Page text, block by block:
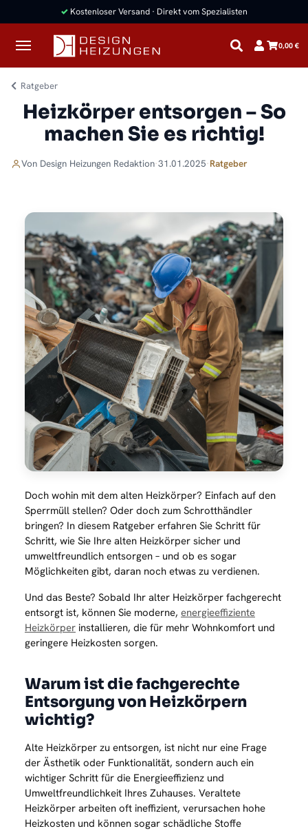
✓ Kostenloser Versand · Direkt vom Spezialisten
0,00 €
Ratgeber
Heizkörper entsorgen – So
machen Sie es richtig!
Von Design Heizungen Redaktion·31.01.2025·Ratgeber
Doch wohin mit dem alten Heizkörper? Einfach auf den
Sperrmüll stellen? Oder doch zum Schrotthändler
bringen? In diesem Ratgeber erfahren Sie Schritt für
Schritt, wie Sie Ihre alten Heizkörper sicher und
umweltfreundlich entsorgen – und ob es sogar
Möglichkeiten gibt, daran noch etwas zu verdienen.
Und das Beste? Sobald Ihr alter Heizkörper fachgerecht
entsorgt ist, können Sie moderne, energieeffiziente
Heizkörper installieren, die für mehr Wohnkomfort und
geringere Heizkosten sorgen.
Warum ist die fachgerechte
Entsorgung von Heizkörpern
wichtig?
Alte Heizkörper zu entsorgen, ist nicht nur eine Frage
der Ästhetik oder Funktionalität, sondern auch ein
wichtiger Schritt für die Energieeffizienz und
Umweltfreundlichkeit Ihres Zuhauses. Veraltete
Heizkörper arbeiten oft ineffizient, verursachen hohe
Heizkosten und können sogar schädliche Stoffe